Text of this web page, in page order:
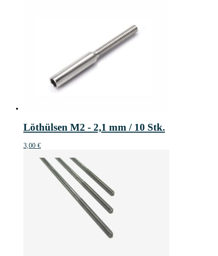
Löthülsen M2 - 2,1 mm / 10 Stk.
3,00 €